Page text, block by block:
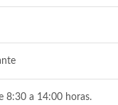
8:30 a 14:00 horas.